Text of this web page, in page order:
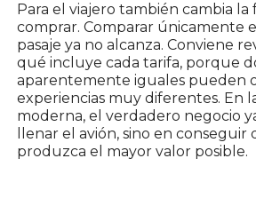
Para el viajero también cambia la
comprar. Comparar únicamente
pasaje ya no alcanza. Conviene
qué incluye cada tarifa, porque
aparentemente iguales pueden
experiencias muy diferentes. En
moderna, el verdadero negocio
llenar el avión, sino en conseguir
produzca el mayor valor posible.